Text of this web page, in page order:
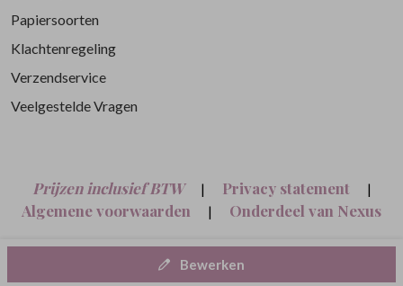
Bewerken
Papiersoorten
Klachtenregeling
Verzendservice
Veelgestelde Vragen
Prijzen inclusief BTW | Privacy statement |
Algemene voorwaarden |
Onderdeel van Nexus
Nine B.V.